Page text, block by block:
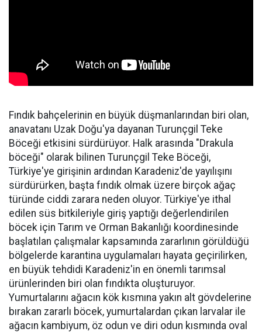
Fındık bahçelerinin en büyük düşmanlarından biri olan,
anavatanı Uzak Doğu'ya dayanan Turunçgil Teke
Böceği etkisini sürdürüyor. Halk arasında "Drakula
böceği" olarak bilinen Turunçgil Teke Böceği,
Türkiye'ye girişinin ardından Karadeniz'de yayılışını
sürdürürken, başta fındık olmak üzere birçok ağaç
türünde ciddi zarara neden oluyor. Türkiye'ye ithal
edilen süs bitkileriyle giriş yaptığı değerlendirilen
böcek için Tarım ve Orman Bakanlığı koordinesinde
başlatılan çalışmalar kapsamında zararlının görüldüğü
bölgelerde karantina uygulamaları hayata geçirilirken,
en büyük tehdidi Karadeniz'in en önemli tarımsal
ürünlerinden biri olan fındıkta oluşturuyor.
Yumurtalarını ağacın kök kısmına yakın alt gövdelerine
bırakan zararlı böcek, yumurtalardan çıkan larvalar ile
ağacın kambiyum, öz odun ve diri odun kısmında oval